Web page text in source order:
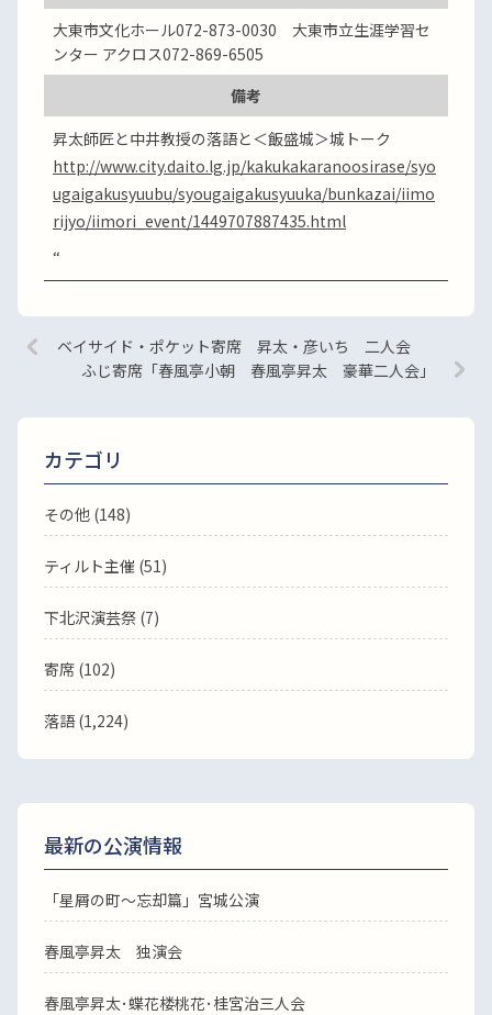
大東市文化ホール072-873-0030 大東市立生涯学習セ
ンター アクロス072-869-6505
備考
昇太師匠と中井教授の落語と＜飯盛城＞城トーク
http://www.city.daito.lg.jp/kakukakaranoosirase/syo
ugaigakusyuubu/syougaigakusyuuka/bunkazai/iimo
rijyo/iimori_event/1449707887435.html
“
ベイサイド・ポケット寄席 昇太・彦いち 二人会
ふじ寄席「春風亭小朝 春風亭昇太 豪華二人会」
カテゴリ
その他 (148)
ティルト主催 (51)
下北沢演芸祭 (7)
寄席 (102)
落語(1,224)
最新の公演情報
「星屑の町～忘却篇」宮城公演
春風亭昇太 独演会
春風亭昇太･蝶花楼桃花･桂宮治三人会